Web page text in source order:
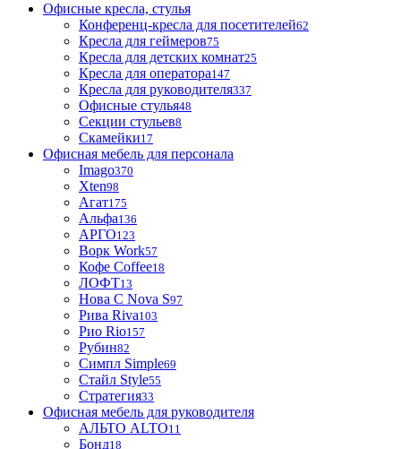
Офисные кресла, стулья
Конференц-кресла для посетителей62
Кресла для геймеров75
Кресла для детских комнат25
Кресла для оператора147
Кресла для руководителя337
Офисные стулья48
Секции стульев8
Скамейки17
Офисная мебель для персонала
Imago370
Xten98
Агат175
Альфа136
АРГО123
Ворк Work57
Кофе Coffee18
ЛОФТ13
Нова С Nova S97
Рива Riva103
Рио Rio157
Рубин82
Симпл Simple69
Стайл Style55
Стратегия33
Офисная мебель для руководителя
АЛЬТО ALTO11
Бонд18